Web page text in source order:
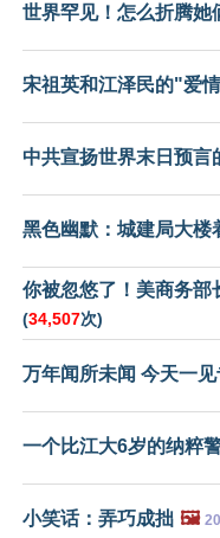
世界罕见！怎么折腾她
宋祖英和江泽民的"爱
中共宣扬世界末日预言
黑色幽默：城建局大楼
你被忽悠了！美商务部
(34,507次)
万年闻所未闻 今天一
一个比江大6岁的纳粹
小笑话：弄巧成拙 🖼️